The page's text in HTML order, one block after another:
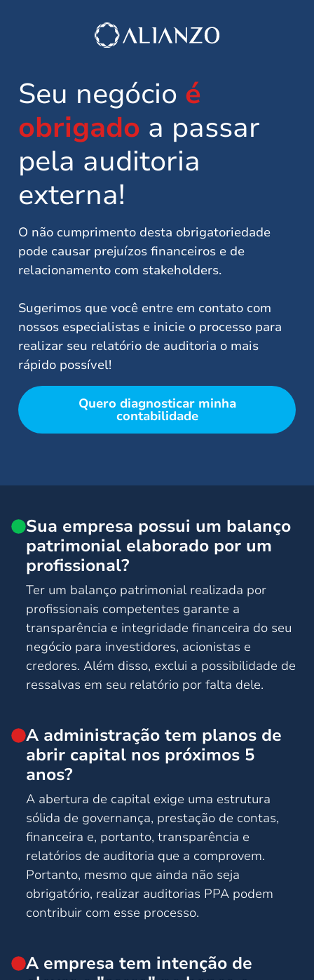
Seu negócio é
obrigado a passar
pela auditoria
externa!
O não cumprimento desta obrigatoriedade
pode causar prejuízos financeiros e de
relacionamento com stakeholders.
Sugerimos que você entre em contato com
nossos especialistas e inicie o processo para
realizar seu relatório de auditoria o mais
rápido possível!
Quero diagnosticar minha
contabilidade
Sua empresa possui um balanço
patrimonial elaborado por um
profissional?
Ter um balanço patrimonial realizada por
profissionais competentes garante a
transparência e integridade financeira do seu
negócio para investidores, acionistas e
credores. Além disso, exclui a possibilidade de
ressalvas em seu relatório por falta dele.
A administração tem planos de
abrir capital nos próximos 5
anos?
A abertura de capital exige uma estrutura
sólida de governança, prestação de contas,
financeira e, portanto, transparência e
relatórios de auditoria que a comprovem.
Portanto, mesmo que ainda não seja
obrigatório, realizar auditorias PPA podem
contribuir com esse processo.
A empresa tem intenção de